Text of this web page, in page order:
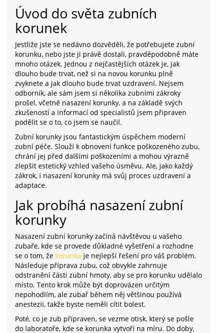
Úvod do světa zubních
korunek
Jestliže jste se nedávno dozvěděli, že potřebujete zubní
korunku, nebo jste ji právě dostali, pravděpodobně máte
mnoho otázek. Jednou z nejčastějších otázek je, jak
dlouho bude trvat, než si na novou korunku plně
zvyknete a jak dlouho bude trvat uzdravení. Nejsem
odborník, ale sám jsem si několika zubními zákroky
prošel, včetně nasazení korunky, a na základě svých
zkušeností a informací od specialistů jsem připraven
podělit se o to, co jsem se naučil.
Zubní korunky jsou fantastickým úspěchem moderní
zubní péče. Slouží k obnovení funkce poškozeného zubu,
chrání jej před dalšími poškozeními a mohou výrazně
zlepšit estetický vzhled vašeho úsměvu. Ale, jako každý
zákrok, i nasazení korunky má svůj proces uzdravení a
adaptace.
Jak probíhá nasazení zubní
korunky
Nasazení zubní korunky začíná návštěvou u vašeho
zubaře, kde se provede důkladné vyšetření a rozhodne
se o tom, že korunka je nejlepší řešení pro váš problém.
Následuje příprava zubu, což obvykle zahrnuje
odstranění části zubní hmoty, aby se pro korunku udělalo
místo. Tento krok může být doprovázen určitým
nepohodlím, ale zubař během něj většinou používá
anestezii, takže byste neměli cítit bolest.
Poté, co je zub připraven, se vezme otisk, který se pošle
do laboratoře, kde se korunka vytvoří na míru. Do doby,